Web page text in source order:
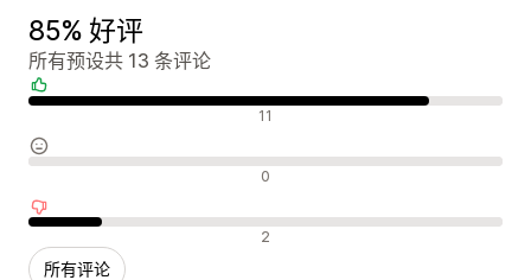
85% 好评
所有预设共 13 条评论
好评 11
中评 0
差评 2
所有评论